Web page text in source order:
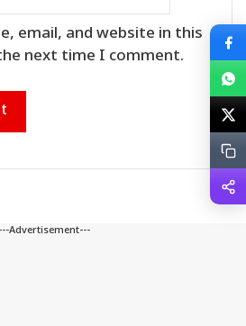
email, and website in this
next time I comment.
---Advertisement---